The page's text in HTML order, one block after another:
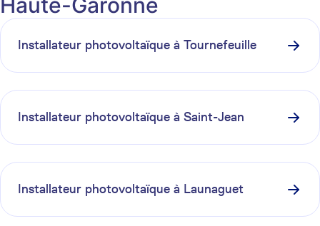
Installateur photovoltaïque à Tournefeuille
Installateur photovoltaïque à Saint-Jean
Installateur photovoltaïque à Launaguet